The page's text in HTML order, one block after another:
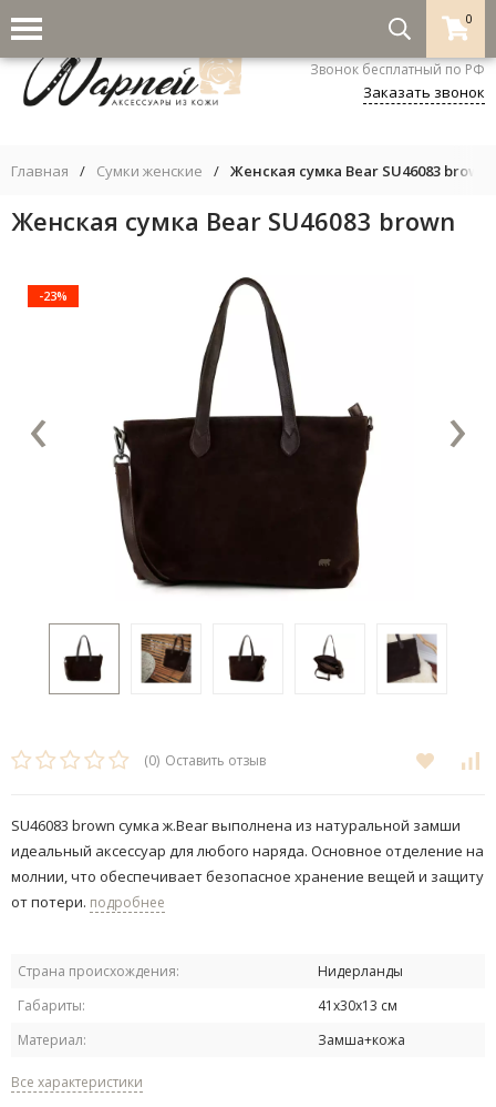
0
8-800-333-5530
Звонок бесплатный по РФ
Заказать звонок
Главная / Сумки женские / Женская сумка Bear SU46083 brown
Женская сумка Bear SU46083 brown
-23%
‹ ›
(0) Оставить отзыв
SU46083 brown сумка ж.Bear выполнена из натуральной замши
идеальный аксессуар для любого наряда. Основное отделение на
молнии, что обеспечивает безопасное хранение вещей и защиту
от потери. подробнее
Страна происхождения:
Нидерланды
Габариты:
41х30х13 см
Материал:
Замша+кожа
Все характеристики